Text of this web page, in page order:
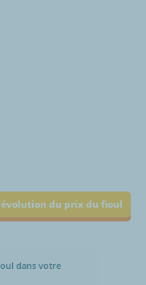
du prix du fioul
dans votre